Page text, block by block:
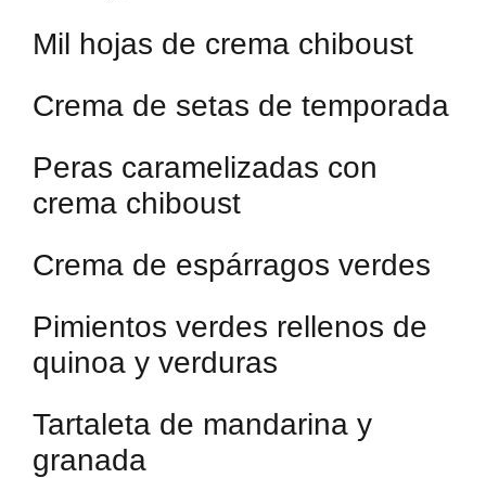
Mil hojas de crema chiboust
Crema de setas de temporada
Peras caramelizadas con
crema chiboust
Crema de espárragos verdes
Pimientos verdes rellenos de
quinoa y verduras
Tartaleta de mandarina y
granada